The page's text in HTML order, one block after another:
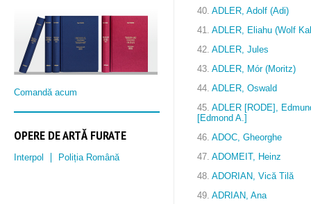
Comandă acum
OPERE DE ARTĂ FURATE
Interpol Poliția Română
40. ADLER, Adolf (Adi)
41. ADLER, Eliahu (Wolf
42. ADLER, Jules
43. ADLER, Mór (Moritz)
44. ADLER, Oswald
45. ADLER [RODE],
[Edmond A.]
46. ADOC, Gheorghe
47. ADOMEIT, Heinz
48. ADORIAN, Vică Tilă
49. ADRIAN, Ana